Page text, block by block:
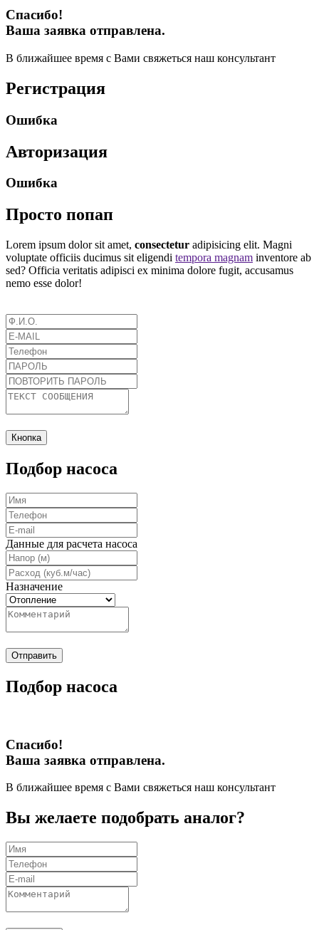
Спасибо!
Ваша заявка отправлена.
В ближайшее время с Вами свяжеться наш консультант
Регистрация
Ошибка
Авторизация
Ошибка
Просто попап
Lorem ipsum dolor sit amet, consectetur adipisicing elit. Magni
voluptate officiis ducimus sit eligendi tempora magnam inventore ab
sed? Officia veritatis adipisci ex minima dolore fugit, accusamus
nemo esse dolor!
Кнопка
Подбор насоса
Данные для расчета насоса
Назначение
Отправить
Подбор насоса
Спасибо!
Ваша заявка отправлена.
В ближайшее время с Вами свяжеться наш консультант
Вы желаете подобрать аналог?